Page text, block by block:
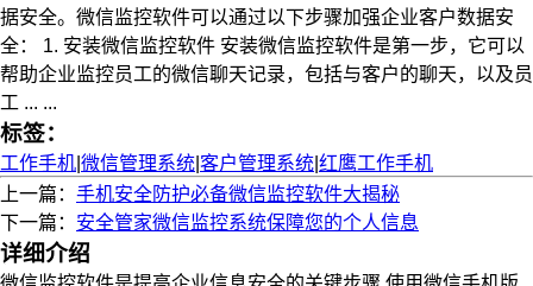
据安全。微信监控软件可以通过以下步骤加强企业客户数据安
全： 1. 安装微信监控软件 安装微信监控软件是第一步，它可以
帮助企业监控员工的微信聊天记录，包括与客户的聊天，以及员
工 ... ...
标签：
工作手机 微信管理系统 客户管理系统 红鹰工作手机
上一篇： 手机安全防护必备微信监控软件大揭秘
下一篇： 安全管家微信监控系统保障您的个人信息
详细介绍